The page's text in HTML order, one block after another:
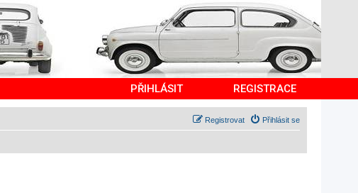
PŘIHLÁSIT REGISTRACE
Přihlásit se
Registrovat